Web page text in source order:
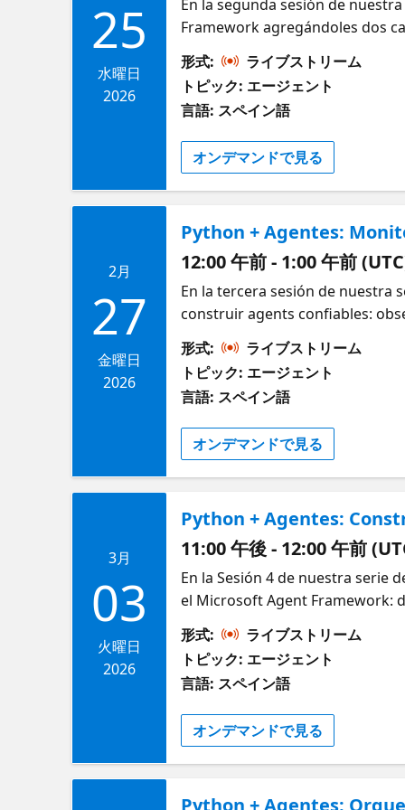
25
水曜日
2026
En la segunda sesión de
Framework agregándoles dos
comúnmente conocido como
respaldar sus respuestas con
les permite dar respuestas
modelo. Después, vamos a
(persistente). Vas a ver cómo
librerías open source como
形式:
ライブストリーム
トピック: エージェント
言語: スペイン語
オンデマンドで見る
2月
27
金曜日
2026
Python + Agentes:
12:00 午前 - 1:00 午前
En la tercera sesión de nuestra
construir agents confiables:
capturar traces, metrics y logs
local de Aspire para identificar
usando el Azure AI Evaluation
sobre un set de tasks, y
tener herramientas y
que también sean confiables y
形式:
ライブストリーム
トピック: エージェント
言語: スペイン語
オンデマンドで見る
3月
03
火曜日
2026
Python + Agentes:
11:00 午後 - 12:00 午前
En la Sesión 4 de nuestra serie
el Microsoft Agent Framework:
guiar el path que toma un
executors, edges y events. Vas
estar impulsados por AI
a conditional branching,
intermedios o decision
más confiable y más fácil de
workflows dentro de una app
形式:
ライブストリーム
トピック: エージェント
言語: スペイン語
オンデマンドで見る
Python + Agentes: